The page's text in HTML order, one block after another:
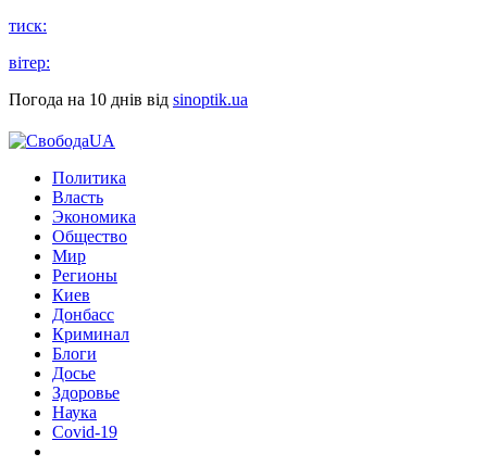
тиск:
вітер:
Погода на 10 днів від sinoptik.ua
Политика
Власть
Экономика
Общество
Мир
Регионы
Киев
Донбасс
Криминал
Блоги
Досье
Здоровье
Наука
Covid-19